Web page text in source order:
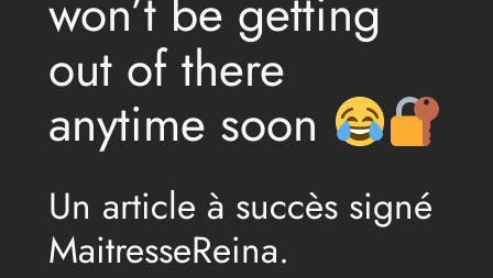
won’t be getting
out of there
anytime soon
Un article à succès signé
MaitresseReina.